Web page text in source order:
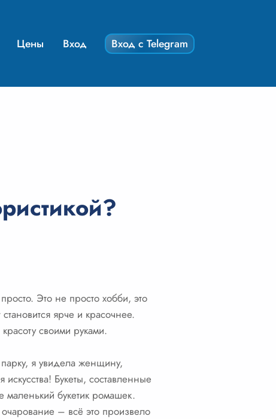
Цены Вход Вход с Telegram
Это не просто хобби, это
ярче и красочнее.
своими руками.
я увидела женщину,
Букеты, составленные
маленький букетик ромашек.
очарование – всё это произвело